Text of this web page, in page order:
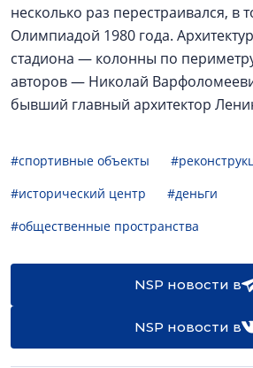
несколько раз перестраивался, в
Олимпиадой 1980 года.
стадиона — колонны по
авторов — Николай
бывший главный архитектор
#спортивные объекты
#исторический центр
#деньги
#общественные пространства
NSP новости в
NSP новости в